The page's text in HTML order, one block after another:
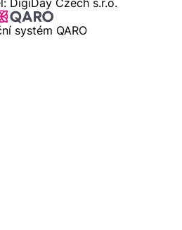
DigiDay Czech s.r.o.
systém QARO